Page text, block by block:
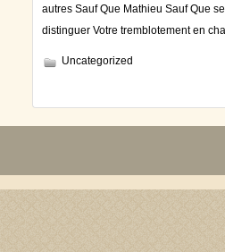
autres Sauf Que Mathieu Sauf Que
distinguer Votre tremblotement en
Uncategorized